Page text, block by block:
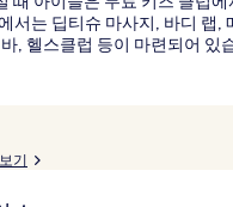
서는 딥티슈 마사지, 바디 랩
, 헬스클럽 등이 마련되어
기